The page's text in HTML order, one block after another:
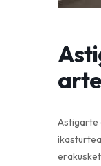
Astigarte